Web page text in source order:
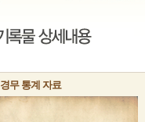
경무 통계 자료